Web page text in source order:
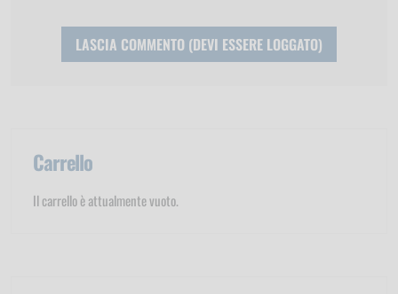
Carrello
Il carrello è attualmente vuoto.